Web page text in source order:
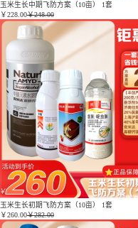
玉米生长中期飞防方案（10亩） 1套
￥228.00￥248.00
玉米生长初期飞防方案（10亩） 1套
￥260.00￥282.00